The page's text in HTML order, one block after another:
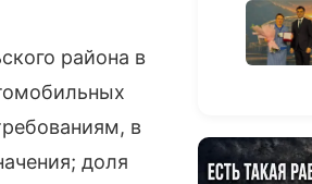
района в
в
доля